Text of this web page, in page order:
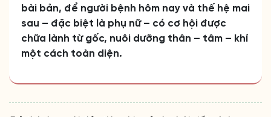
bài bản, để người bệnh hôm nay và thế hệ mai
sau – đặc biệt là phụ nữ – có cơ hội được
chữa lành từ gốc, nuôi dưỡng thân – tâm – khí
một cách toàn diện.